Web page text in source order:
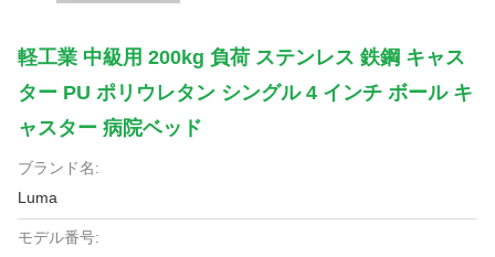
軽工業 中級用 200kg 負荷 ステンレス 鉄鋼 キャス
ター PU ポリウレタン シングル 4 インチ ボール キ
ャスター 病院ベッド
ブランド名:
Luma
モデル番号: